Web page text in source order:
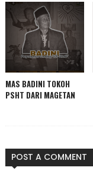
MAS BADINI TOKOH
PSHT DARI MAGETAN
POST A COMMENT